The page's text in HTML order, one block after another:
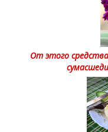
От этого